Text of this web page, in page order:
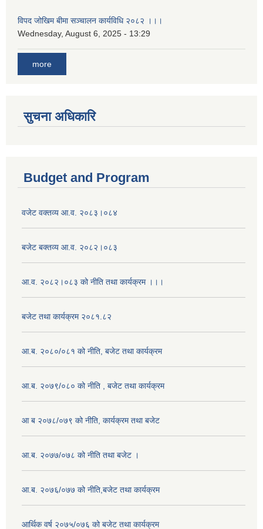
विपद जोखिम बीमा सञ्चालन कार्यविधि २०८२ ।।।
Wednesday, August 6, 2025 - 13:29
more
सुचना अधिकारि
Budget and Program
वजेट वक्तव्य आ.व. २०८३।०८४
बजेट बक्तव्य आ.व. २०८२।०८३
आ.व. २०८२।०८३ को नीति तथा कार्यक्रम ।।।
बजेट तथा कार्यक्रम २०८१.८२
आ.ब. २०८०/०८१ को नीति, बजेट तथा कार्यक्रम
आ.ब. २०७९/०८० को नीति , बजेट तथा कार्यक्रम
आ ब २०७८/०७९ को नीति, कार्यक्रम तथा बजेट
आ.ब. २०७७/०७८ को नीति तथा बजेट ।
आ.ब. २०७६/०७७ को नीति,बजेट तथा कार्यक्रम
आर्थिक वर्ष २०७५/०७६ को बजेट तथा कार्यक्रम